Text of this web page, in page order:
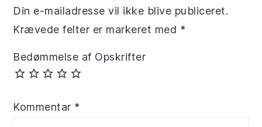
Din e-mailadresse vil ikke blive publiceret.
Krævede felter er markeret med *
Bedømmelse af Opskrifter
Kommentar *